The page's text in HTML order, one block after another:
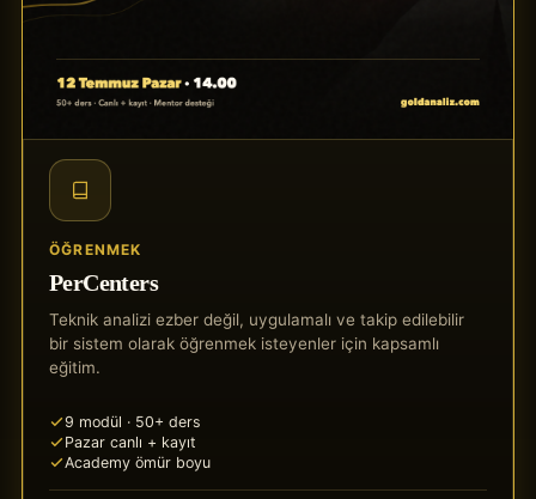
ÖĞRENMEK
PerCenters
Teknik analizi ezber değil, uygulamalı ve takip edilebilir
bir sistem olarak öğrenmek isteyenler için kapsamlı
eğitim.
9 modül · 50+ ders
Pazar canlı + kayıt
Academy ömür boyu